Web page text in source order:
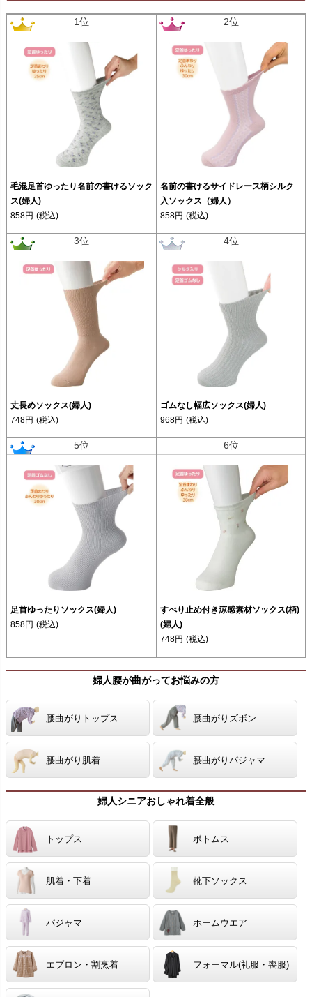
1位
毛混足首ゆったり名前の書けるソック
ス(婦人)
858円 (税込)
2位
名前の書けるサイドレース柄シルク
入ソックス（婦人）
858円 (税込)
3位
丈長めソックス(婦人)
748円 (税込)
4位
ゴムなし幅広ソックス(婦人)
968円 (税込)
5位
足首ゆったりソックス(婦人)
858円 (税込)
6位
すべり止め付き涼感素材ソックス(柄)
(婦人)
748円 (税込)
婦人腰が曲がってお悩みの方
腰曲がりトップス 腰曲がりズボン
腰曲がり肌着 腰曲がりパジャマ
婦人シニアおしゃれ着全般
トップス ボトムス
肌着・下着 靴下ソックス
パジャマ ホームウエア
エプロン・割烹着 フォーマル(礼服・喪服)